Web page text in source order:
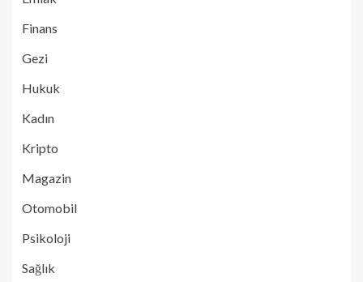
Finans
Gezi
Hukuk
Kadın
Kripto
Magazin
Otomobil
Psikoloji
Sağlık